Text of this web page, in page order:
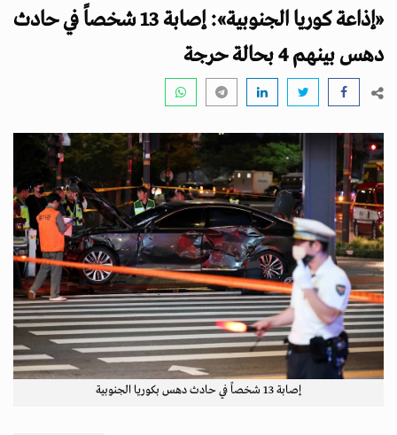
i
g
a
n
«إذاعة كوريا الجنوبية»: إصابة 13 شخصاً في حادث
دهس بينهم 4 بحالة حرجة
إصابة 13 شخصاً في حادث دهس بكوريا الجنوبية